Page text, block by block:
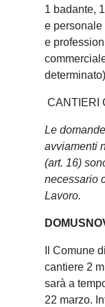
1 badante,
e personale
e
CANTIERI
Le
avviamenti
(art. 16)
necessario
Lavoro.
Il Comune
cantiere 2
sarà a
22 marzo.